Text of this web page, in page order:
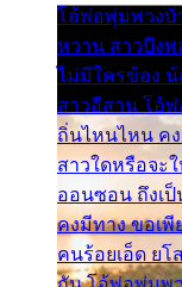
โอ้พ่อพุ่มพวงบั
หวาน สาวบึงพ
ไม่มีใครข้อง
สาวอีสาน โอ้
ถิ่นไหนไหน คง
สาวใดหรือจะ
ออนซอน ถึงเ
คงมีทาง ขอเพี
คนร้อยเอ็ด ย